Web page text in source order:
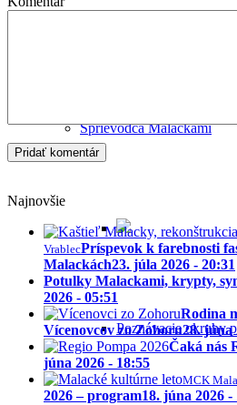
Sprievodca Malackami
Poznávacie okruhy
Najnovšie
VrablecPríspevok k farebnosti
Malackách23. júla 2026 - 20:31
Potulky Malackami, krypty,
2026 - 05:51
Rodina
Vícenovcov zo Zohoru28. júna
Čaká nás
júna 2026 - 18:55
MCK
2026 – program18. júna 2026 -